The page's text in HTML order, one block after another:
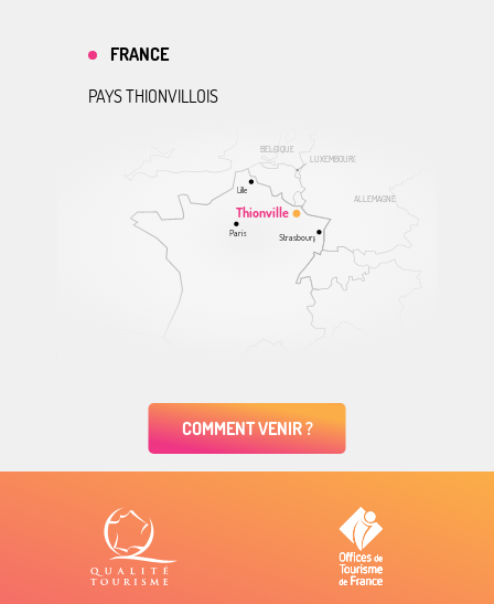
ALLEMAGNE
BELGIQUE
LUXEMBOURG
Thionville
Lille
Paris Strasbourg
FRANCE
PAYS THIONVILLOIS
COMMENT VENIR ?